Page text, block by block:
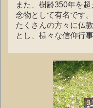
また、樹齢350年を
念物として有名です。
たくさんの方々に仏
とし、様々な信仰行